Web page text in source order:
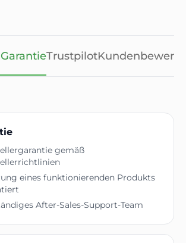
Trustpilot
gemäß
eines funktionierenden Produkts
After-Sales-Support-Team